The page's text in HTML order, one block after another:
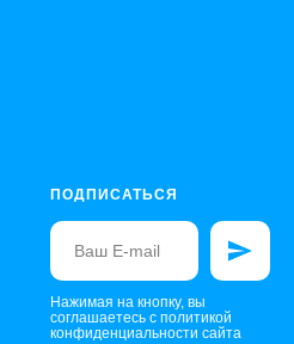
ПОДПИСАТЬСЯ
Нажимая на кнопку, вы
соглашаетесь с политикой
конфиденциальности сайта